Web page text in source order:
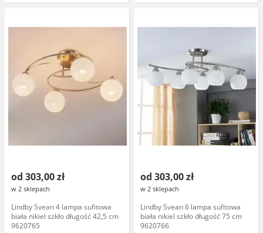
od 303,00 zł
w 2 sklepach
Lindby Svean 4 lampa sufitowa
biała nikiel szkło długość 42,5 cm
9620765
od 303,00 zł
w 2 sklepach
Lindby Svean 6 lampa sufitowa
biała nikiel szkło długość 75 cm
9620766